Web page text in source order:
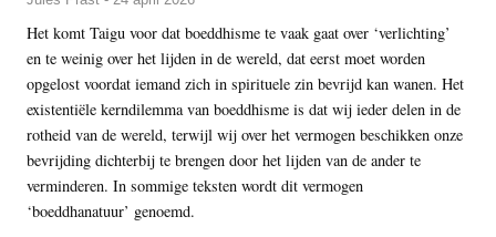
Het komt Taigu voor dat boeddhisme te vaak gaat over ‘verlichting’
en te weinig over het lijden in de wereld, dat eerst moet worden
opgelost voordat iemand zich in spirituele zin bevrijd kan wanen. Het
existentiële kerndilemma van boeddhisme is dat wij ieder delen in de
rotheid van de wereld, terwijl wij over het vermogen beschikken onze
bevrijding dichterbij te brengen door het lijden van de ander te
verminderen. In sommige teksten wordt dit vermogen
‘boeddhanatuur’ genoemd.